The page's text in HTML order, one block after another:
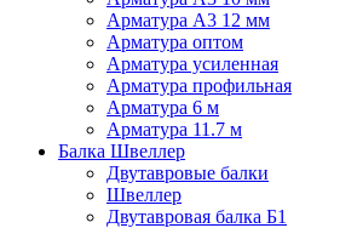
Арматура А3 12 мм
Арматура оптом
Арматура усиленная
Арматура профильная
Арматура 6 м
Арматура 11.7 м
Балка Швеллер
Двутавровые балки
Швеллер
Двутавровая балка Б1